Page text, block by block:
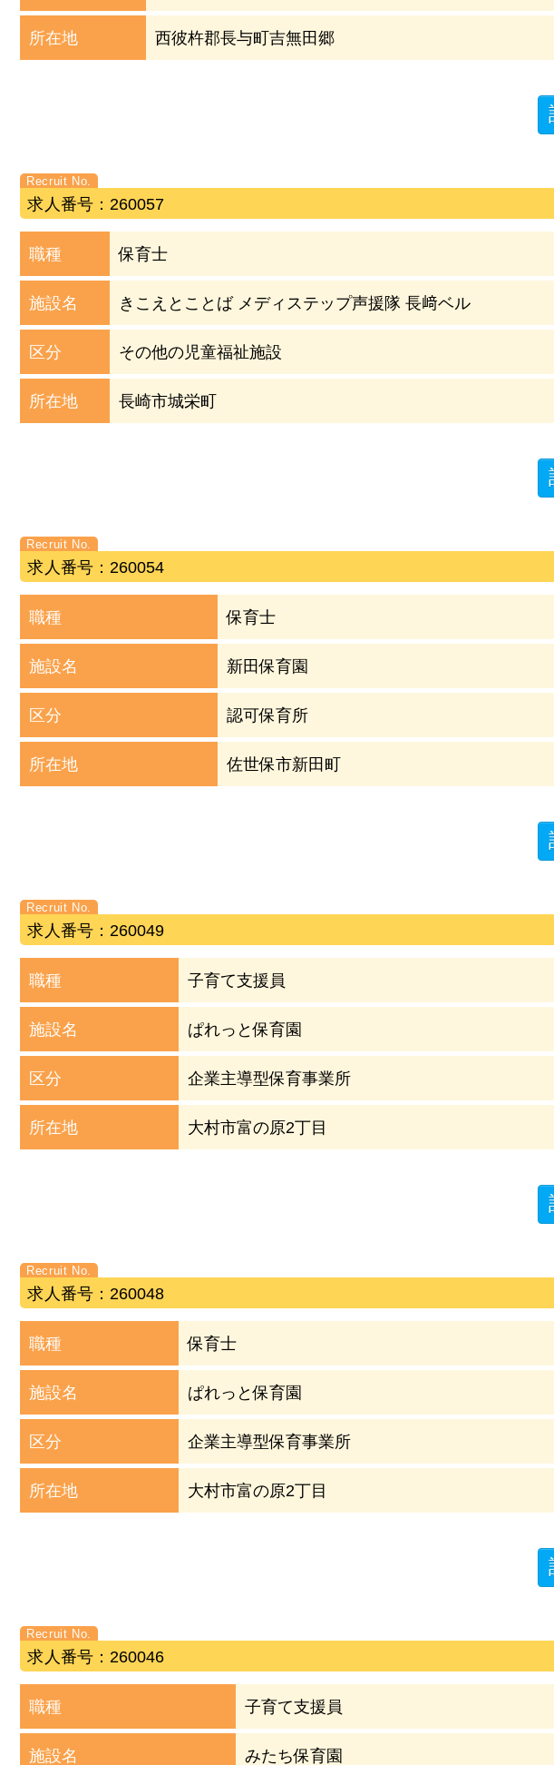
所在地 西彼杵郡長与町吉無田郷
求人番号：260057
職種 保育士
施設名 きこえとことば メディステップ声援隊 長﨑ベル
区分 その他の児童福祉施設
所在地 長崎市城栄町
求人番号：260054
職種 保育士
施設名 新田保育園
区分 認可保育所
所在地 佐世保市新田町
求人番号：260049
職種 子育て支援員
施設名 ぱれっと保育園
区分 企業主導型保育事業所
所在地 大村市富の原2丁目
求人番号：260048
職種 保育士
施設名 ぱれっと保育園
区分 企業主導型保育事業所
所在地 大村市富の原2丁目
求人番号：260046
職種 子育て支援員
施設名 みたち保育園